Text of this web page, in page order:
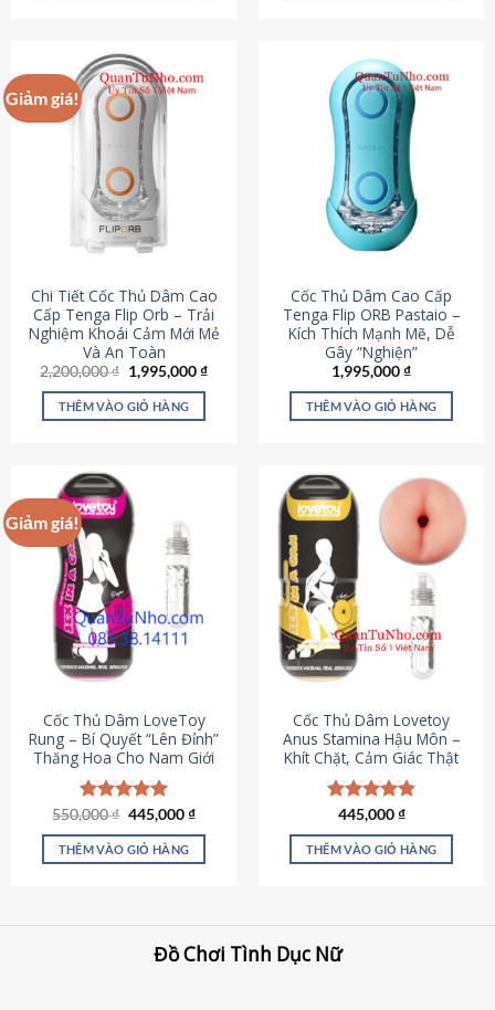
Giảm giá!
Chi Tiết Cốc Thủ Dâm Cao
Cấp Tenga Flip Orb – Trải
Nghiệm Khoái Cảm Mới Mẻ
Và An Toàn
2,200,000₫ Giá
gốc
là:
2,200,000 ₫.
1,995,000₫Giá
THÊM VÀO GIỎ HÀNG
Cốc Thủ Dâm Cao Cấp
Tenga Flip ORB Pastaio –
Kích Thích Mạnh Mẽ, Dễ
Gây “Nghiện”
1,995,000₫
THÊM VÀO GIỎ HÀNG
Giảm giá!
Cốc Thủ Dâm LoveToy
Rung – Bí Quyết “Lên Đỉnh”
Thăng Hoa Cho Nam Giới
Được xếp
hạng5.00
5 sao
550,000₫ Giá
là:
550,000 ₫.
445,000₫Giá
tại
THÊM VÀO GIỎ HÀNG
Cốc Thủ Dâm Lovetoy
Anus Stamina Hậu Môn –
Khít Chặt, Cảm Giác Thật
Được xếp
hạng4.84
5 sao
445,000₫
THÊM VÀO GIỎ HÀNG
Đồ Chơi Tình Dục Nữ